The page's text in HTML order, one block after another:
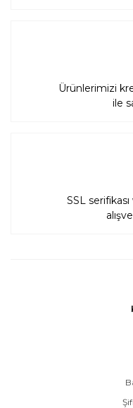
Ürünlerimizi
ile
SSL